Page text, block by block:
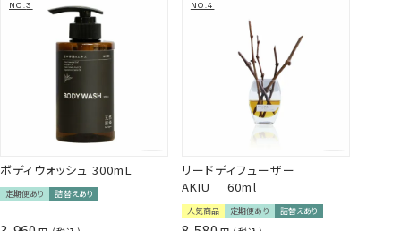
ボディウォッシュ 300mL
定期便あり 詰替えあり
リードディフューザー
AKIU 60ml
人気商品 定期便あり 詰替えあり